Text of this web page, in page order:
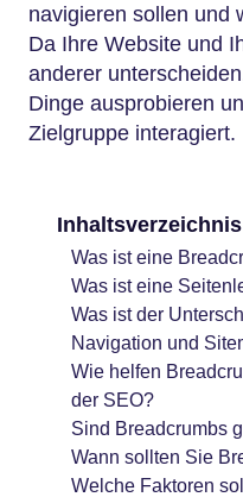
navigieren sollen und
Da Ihre Website und
anderer
Dinge ausprobieren
Zielgruppe interagiert.
Inhaltsverzeichnis
Was ist eine
Was ist eine
Was ist der
Navigation und
Wie helfen
der SEO?
Sind Breadcrumbs
Wann sollten Sie
Welche Faktoren